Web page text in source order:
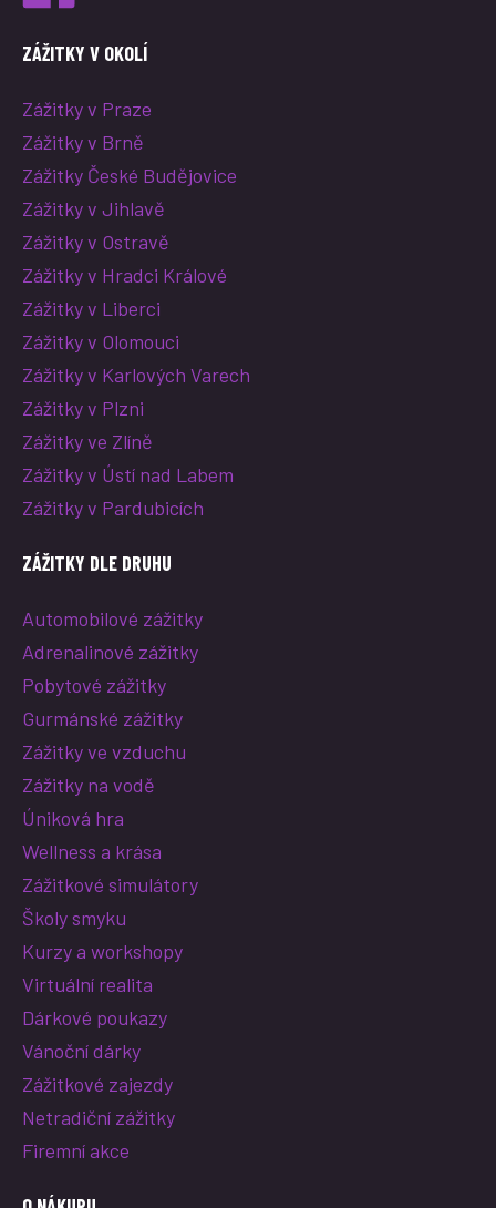
ZÁŽITKY V OKOLÍ
Zážitky v Praze
Zážitky v Brně
Zážitky České Budějovice
Zážitky v Jihlavě
Zážitky v Ostravě
Zážitky v Hradci Králové
Zážitky v Liberci
Zážitky v Olomouci
Zážitky v Karlových Varech
Zážitky v Plzni
Zážitky ve Zlíně
Zážitky v Ústí nad Labem
Zážitky v Pardubicích
ZÁŽITKY DLE DRUHU
Automobilové zážitky
Adrenalinové zážitky
Pobytové zážitky
Gurmánské zážitky
Zážitky ve vzduchu
Zážitky na vodě
Úniková hra
Wellness a krása
Zážitkové simulátory
Školy smyku
Kurzy a workshopy
Virtuální realita
Dárkové poukazy
Vánoční dárky
Zážitkové zajezdy
Netradiční zážitky
Firemní akce